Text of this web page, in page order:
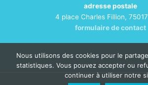
adresse postale
4 place Charles Fillion,
formulaire de contact
Nous utilisons des cookies pour le
statistiques. Vous pouvez accepter ou
continuer à utiliser notre